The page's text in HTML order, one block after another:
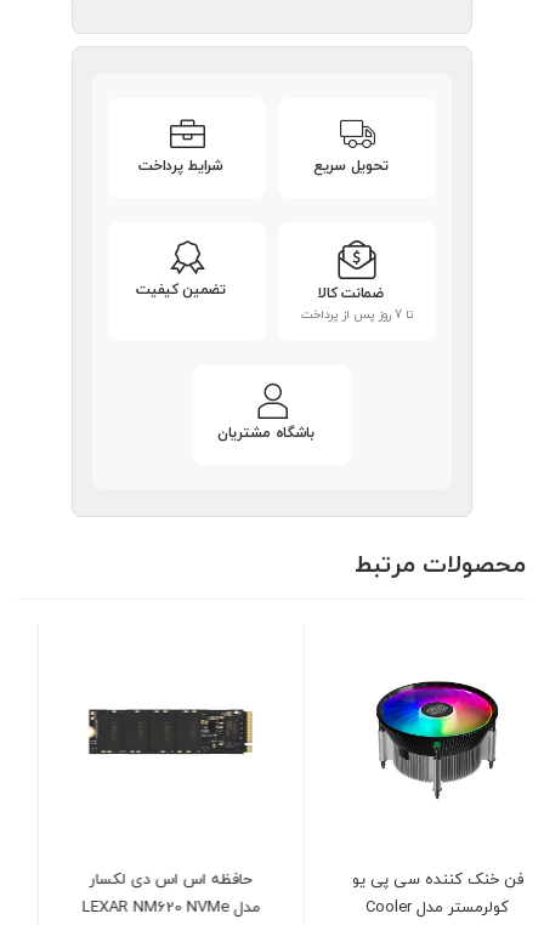
تحویل سریع شرایط پرداخت
ضمانت کالا
تا 7 روز پس از پرداخت
تضمین کیفیت
باشگاه مشتریان
محصولات مرتبط
حافظه اس اس دی لکسار
مدل LEXAR NM620 NVMe
هارد دیسک اینترنال وسترن